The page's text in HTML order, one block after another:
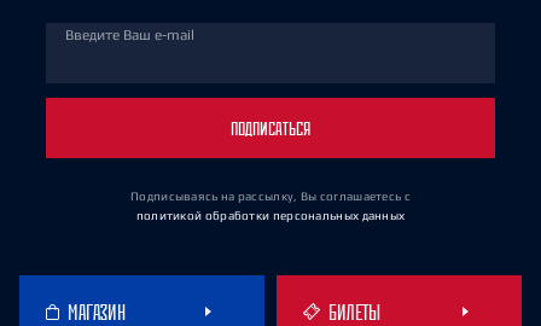
Введите Ваш e-mail
ПОДПИСАТЬСЯ
Подписываясь на рассылку, Вы соглашаетесь с
политикой обработки персональных данных
МАГАЗИН БИЛЕТЫ